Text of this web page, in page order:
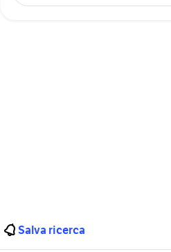
Salva ricerca